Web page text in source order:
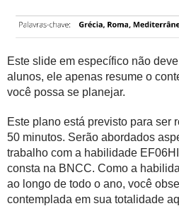
Este slide em específico não
alunos, ele apenas resume o
você possa se planejar.
Este plano está previsto para ser
50 minutos. Serão abordados
trabalho com a habilidade
consta na BNCC. Como a
ao longo de todo o ano, você
contemplada em sua totalidade